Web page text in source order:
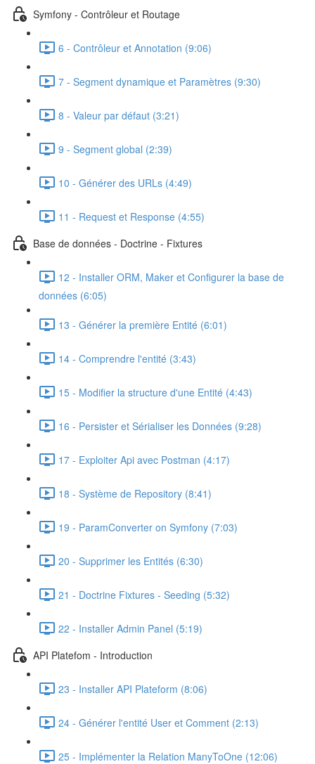
Symfony - Contrôleur et Routage
6 - Contrôleur et Annotation (9:06)
7 - Segment dynamique et Paramètres (9:30)
8 - Valeur par défaut (3:21)
9 - Segment global (2:39)
10 - Générer des URLs (4:49)
11 - Request et Response (4:55)
Base de données - Doctrine - Fixtures
12 - Installer ORM, Maker et Configurer la base de
données (6:05)
13 - Générer la première Entité (6:01)
14 - Comprendre l'entité (3:43)
15 - Modifier la structure d'une Entité (4:43)
16 - Persister et Sérialiser les Données (9:28)
17 - Exploiter Api avec Postman (4:17)
18 - Système de Repository (8:41)
19 - ParamConverter on Symfony (7:03)
20 - Supprimer les Entités (6:30)
21 - Doctrine Fixtures - Seeding (5:32)
22 - Installer Admin Panel (5:19)
API Platefom - Introduction
23 - Installer API Plateform (8:06)
24 - Générer l'entité User et Comment (2:13)
25 - Implémenter la Relation ManyToOne (12:06)